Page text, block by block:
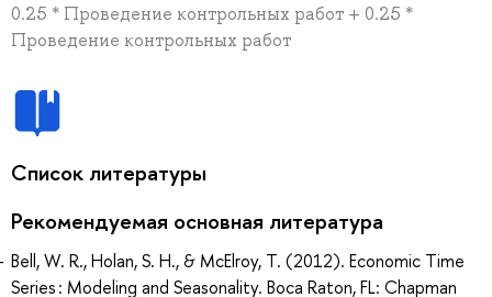
0.25 * Проведение контрольных работ + 0.25 *
Проведение контрольных работ
Список литературы
Рекомендуемая основная литература
Bell, W. R., Holan, S. H., & McElroy, T. (2012). Economic Time
Series : Modeling and Seasonality. Boca Raton, FL: Chapman